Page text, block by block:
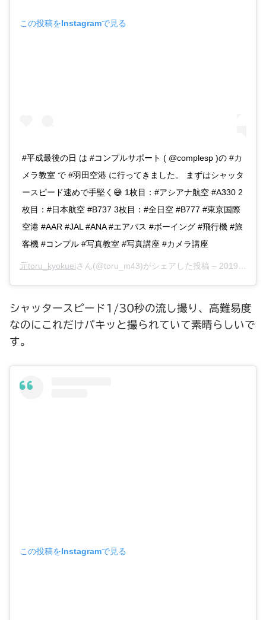
この投稿をInstagramで見る
#平成最後の日 は #コンプルサポート ( @complesp )の #カ
メラ教室 で #羽田空港 に行ってきました。 まずはシャッタ
ースピード速めで手堅く😅 1枚目：#アシアナ航空 #A330 2
枚目：#日本航空 #B737 3枚目：#全日空 #B777 #東京国際
空港 #AAR #JAL #ANA #エアバス #ボーイング #飛行機 #旅
客機 #コンプル #写真教室 #写真講座 #カメラ講座
元toru_kyokueiさん(@toru_m43)がシェアした投稿 – 2019年 5月月2日午前2時36分PDT
シャッタースピード1/30秒の流し撮り、高難易度
なのにこれだけパキッと撮られていて素晴らしいで
す。
この投稿をInstagramで見る